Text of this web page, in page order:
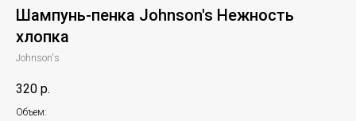
Шампунь-пенка Johnson's Нежность
хлопка
Johnson's
320 р.
Объем: